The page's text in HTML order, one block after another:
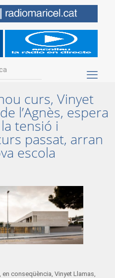
curs, Vinyet
l’Agnès, espera
tensió i
passat, arran
escola
conseqüència, Vinyet Llamas,